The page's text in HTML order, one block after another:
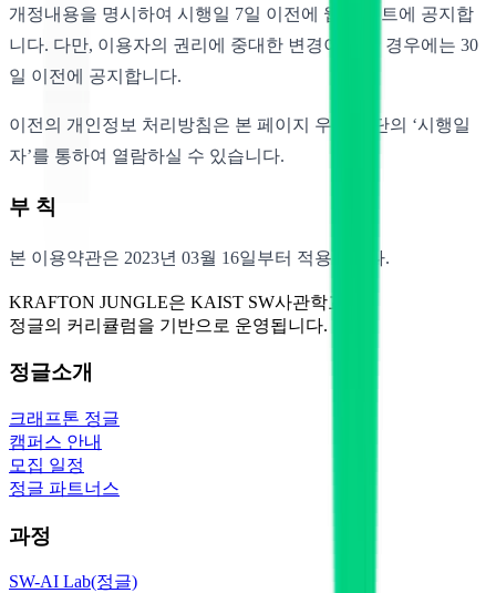
개정내용을 명시하여 시행일 7일 이전에 웹 사이트에 공지합
니다. 다만, 이용자의 권리에 중대한 변경이 있을 경우에는 30
일 이전에 공지합니다.
이전의 개인정보 처리방침은 본 페이지 우측 상단의 ‘시행일
자’를 통하여 열람하실 수 있습니다.
부 칙
본 이용약관은 2023년 03월 16일부터 적용됩니다.
KRAFTON JUNGLE은 KAIST SW사관학교
정글의 커리큘럼을 기반으로 운영됩니다.
정글소개
크래프톤 정글
캠퍼스 안내
모집 일정
정글 파트너스
과정
SW-AI Lab(정글)